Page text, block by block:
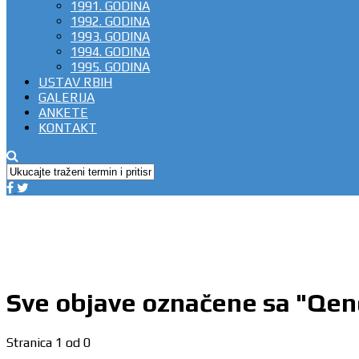
1991. GODINA
1992. GODINA
1993. GODINA
1994. GODINA
1995. GODINA
USTAV RBIH
GALERIJA
ANKETE
KONTAKT
Sve objave označene sa
Stranica 1 od 0